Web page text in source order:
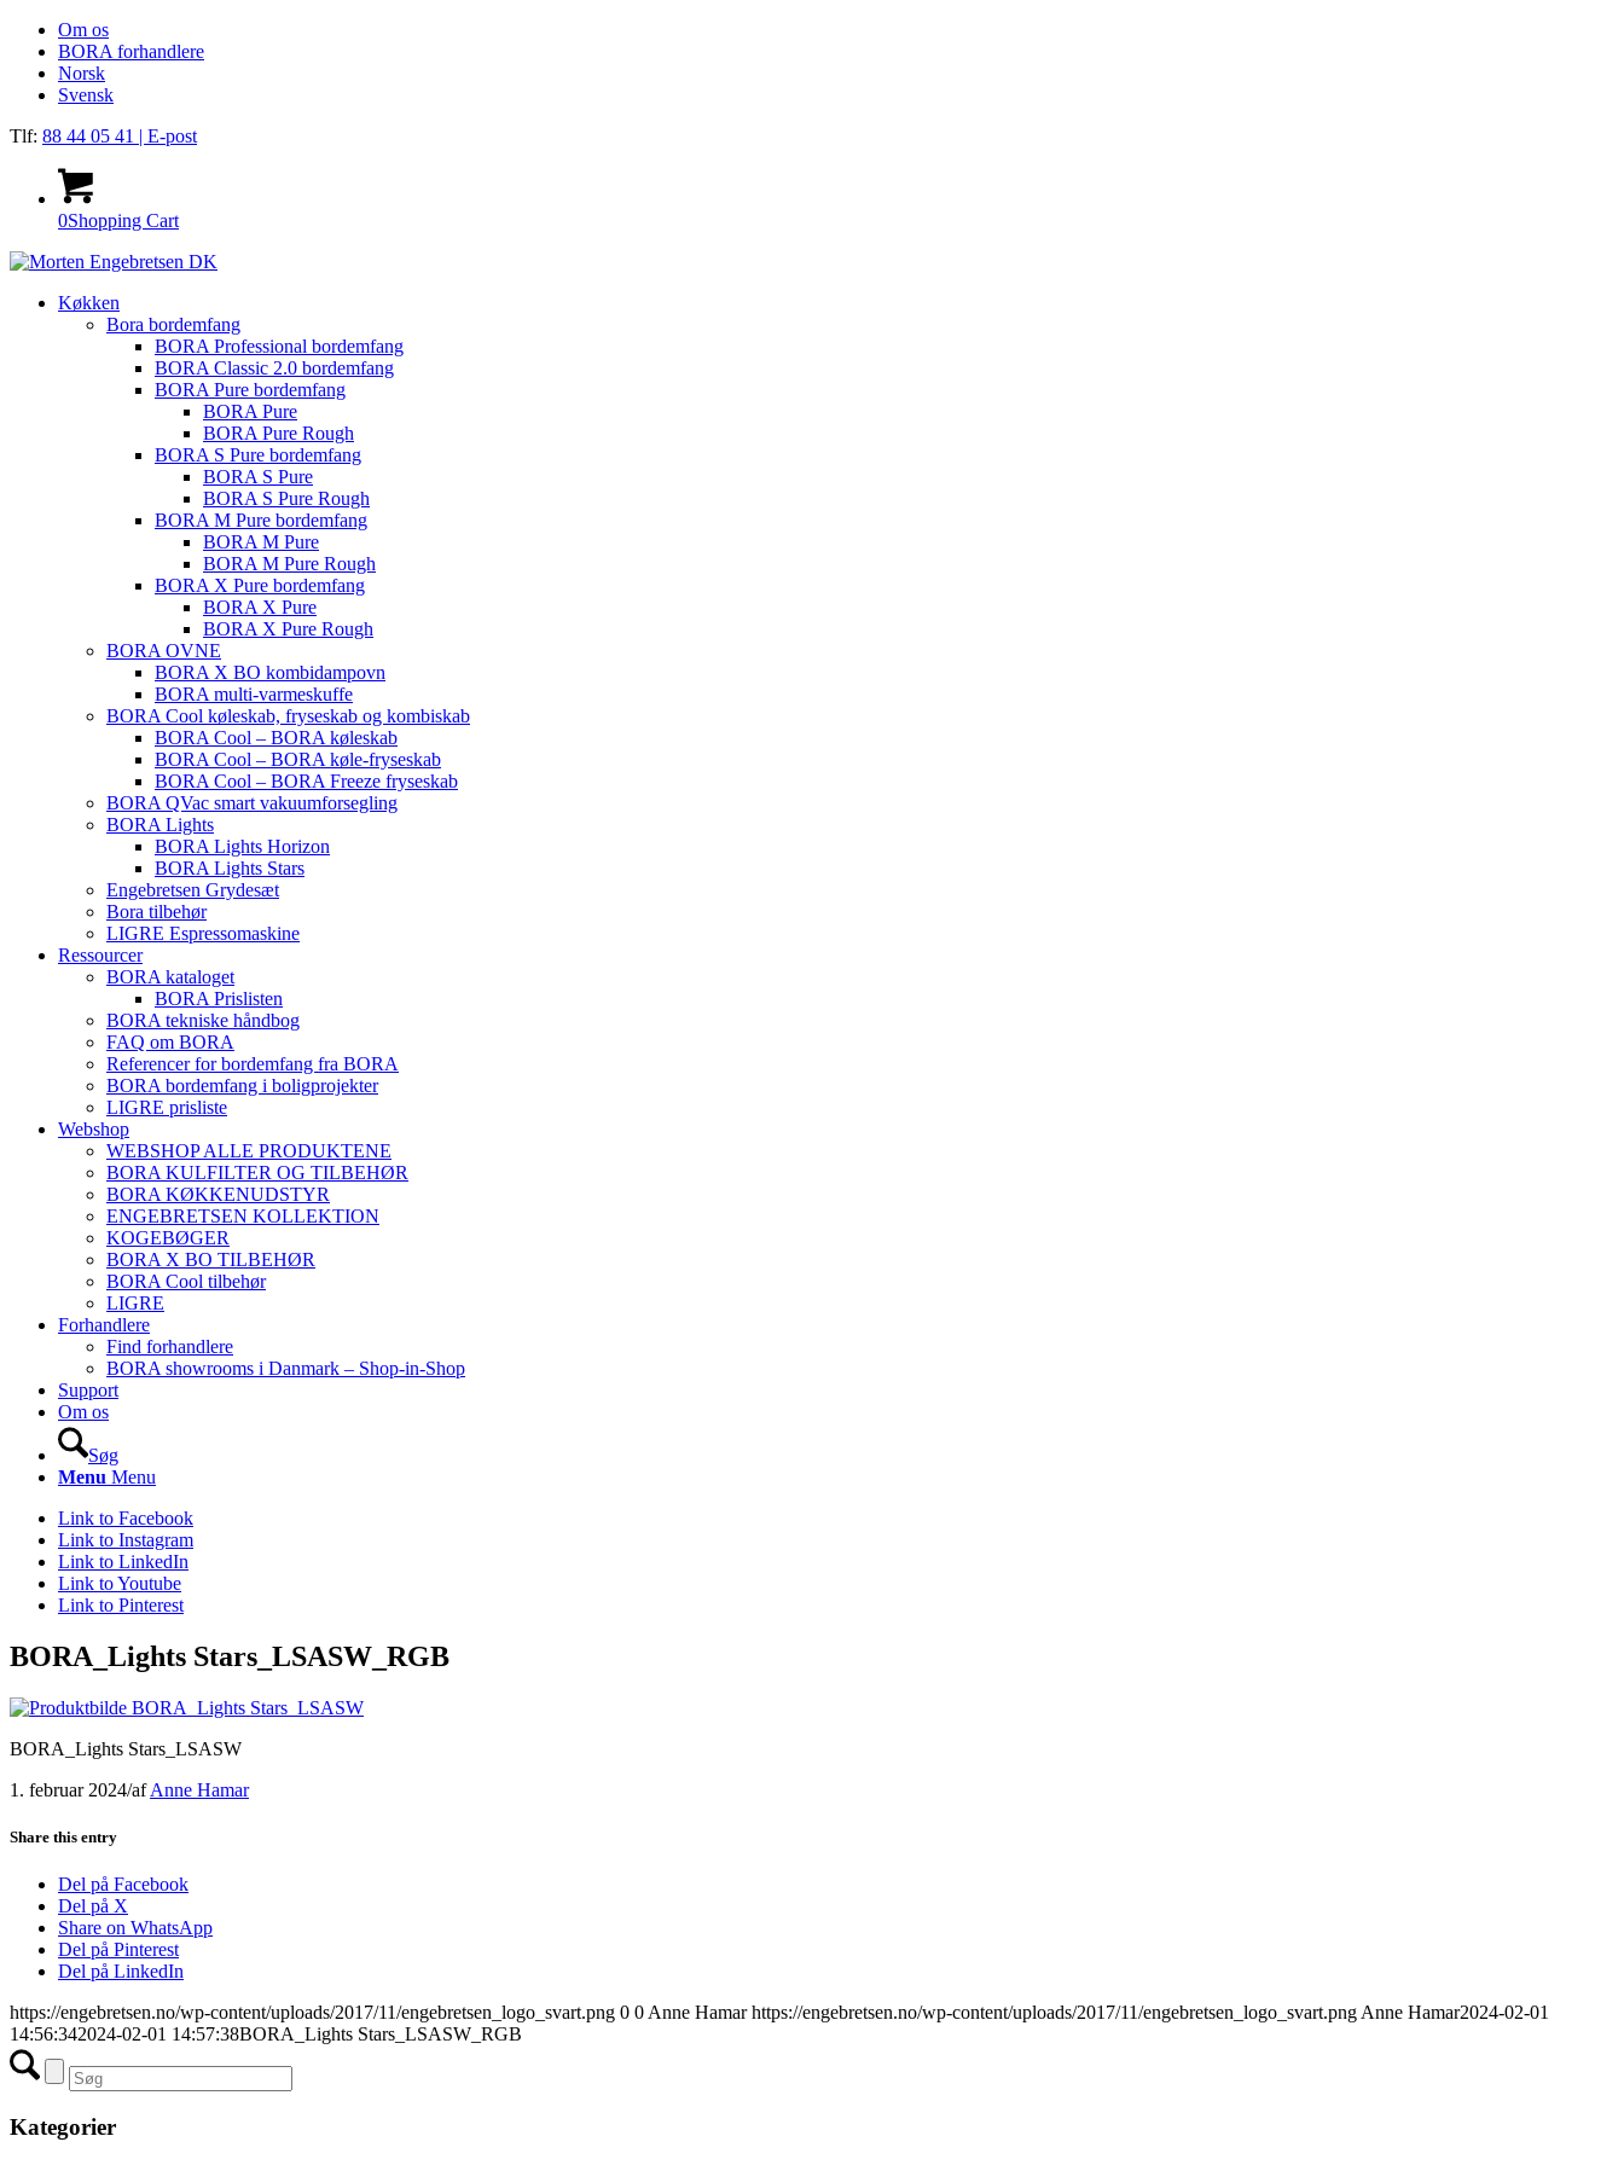
Om os
BORA forhandlere
Norsk
Svensk
Tlf: 88 44 05 41 | E-post
0Shopping Cart
Køkken
Bora bordemfang
BORA Professional bordemfang
BORA Classic 2.0 bordemfang
BORA Pure bordemfang
BORA Pure
BORA Pure Rough
BORA S Pure bordemfang
BORA S Pure
BORA S Pure Rough
BORA M Pure bordemfang
BORA M Pure
BORA M Pure Rough
BORA X Pure bordemfang
BORA X Pure
BORA X Pure Rough
BORA OVNE
BORA X BO kombidampovn
BORA multi-varmeskuffe
BORA Cool køleskab, fryseskab og kombiskab
BORA Cool – BORA køleskab
BORA Cool – BORA køle-fryseskab
BORA Cool – BORA Freeze fryseskab
BORA QVac smart vakuumforsegling
BORA Lights
BORA Lights Horizon
BORA Lights Stars
Engebretsen Grydesæt
Bora tilbehør
LIGRE Espressomaskine
Ressourcer
BORA kataloget
BORA Prislisten
BORA tekniske håndbog
FAQ om BORA
Referencer for bordemfang fra BORA
BORA bordemfang i boligprojekter
LIGRE prisliste
Webshop
WEBSHOP ALLE PRODUKTENE
BORA KULFILTER OG TILBEHØR
BORA KØKKENUDSTYR
ENGEBRETSEN KOLLEKTION
KOGEBØGER
BORA X BO TILBEHØR
BORA Cool tilbehør
LIGRE
Forhandlere
Find forhandlere
BORA showrooms i Danmark – Shop-in-Shop
Support
Om os
Søg
Menu Menu
Link to Facebook
Link to Instagram
Link to LinkedIn
Link to Youtube
Link to Pinterest
BORA_Lights Stars_LSASW_RGB
BORA_Lights Stars_LSASW
1. februar 2024/afAnne Hamar
Share this entry
Del på Facebook
Del på X
Share on WhatsApp
Del på Pinterest
Del på LinkedIn
https://engebretsen.no/wp-content/uploads/2017/11/engebretsen_logo_svart.png 0 0 Anne Hamar https://engebretsen.no/wp-content/uploads/2017/11/engebretsen_logo_svart.png Anne Hamar2024-02-01
14:56:342024-02-01 14:57:38BORA_Lights Stars_LSASW_RGB
Kategorier